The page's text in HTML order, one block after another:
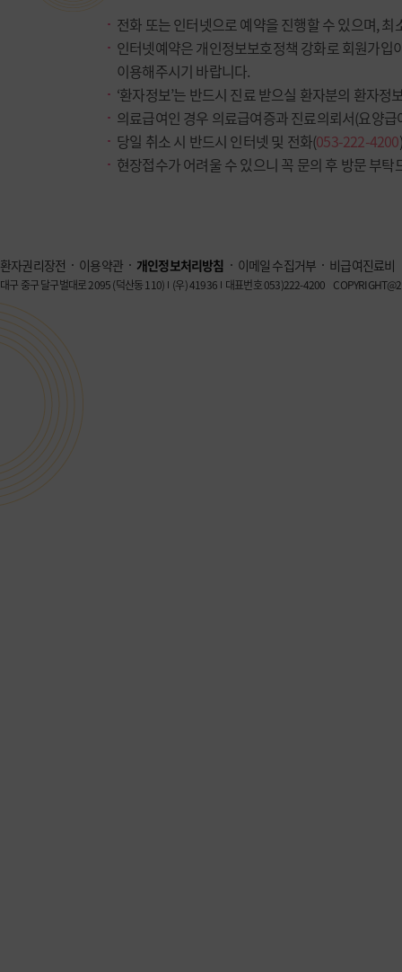
전화 또는 인터넷으로 예약을 진행할 수 있으며,
인터넷예약은 개인정보보호정책 강화로 회원가
이용해주시기 바랍니다.
‘환자정보’는 반드시 진료 받으실 환자분의 환자정
의료급여인 경우 의료급여증과 진료의뢰서(요양
당일 취소 시 반드시 인터넷 및 전화(053-222-4200
현장접수가 어려울 수 있으니 꼭 문의 후 방문 부탁
환자권리장전 이용약관 개인정보처리방침 이메일 수집거부 비급여진료비
대구 중구 달구벌대로 2095 (덕산동 110) (우) 41936 대표번호 053)222-4200